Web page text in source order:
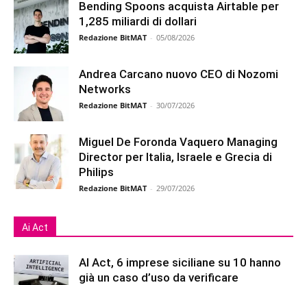
Bending Spoons acquista Airtable per
1,285 miliardi di dollari
Redazione BitMAT - 05/08/2026
Andrea Carcano nuovo CEO di Nozomi
Networks
Redazione BitMAT - 30/07/2026
Miguel De Foronda Vaquero Managing
Director per Italia, Israele e Grecia di
Philips
Redazione BitMAT - 29/07/2026
Ai Act
AI Act, 6 imprese siciliane su 10 hanno
già un caso d’uso da verificare